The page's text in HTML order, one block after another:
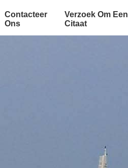
Contacteer
Ons
Verzoek Om Een
Citaat